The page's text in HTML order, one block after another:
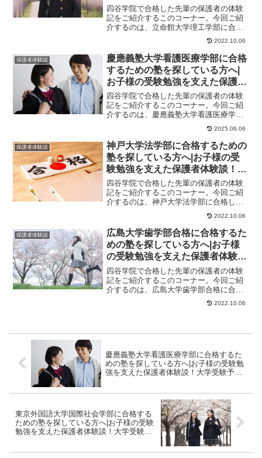
談！大学受験予備校四谷学院
四谷学院で合格した先輩の保護者の体験
記をご紹介するこのコーナー。今回ご紹
介するのは、立命館大学理工学部に合格
したくんのお母様のストーリーです。保
2022.10.06
保護者体験談
慶應義塾大学看護医療学部に合格
するための塾を探している方へ|
お子様の受験勉強を支えた保護者
体験談！大学受験予備校四谷学院
四谷学院で合格した先輩の保護者の体験
記をご紹介するこのコーナー。今回ご紹
介するのは、慶應義塾大学看護医療学部
に合格したさんのお父様のストーリーで
2025.06.06
保護者体験談
神戸大学法学部に合格するための
塾を探している方へ|お子様の受
験勉強を支えた保護者体験談！大
学受験予備校四谷学院
四谷学院で合格した先輩の保護者の体験
記をご紹介するこのコーナー。今回ご紹
介するのは、神戸大学法学部に合格した
さんのお母様のストーリーです。保護者
2022.10.06
保護者体験談
広島大学歯学部合格に合格するた
めの塾を探している方へ|お子様
の受験勉強を支えた保護者体験
談！大学受験予備校四谷学院
四谷学院で合格した先輩の保護者の体験
記をご紹介するこのコーナー。今回ご紹
介するのは、広島大学歯学部合格に合格
したさんのお母様のストーリーです。保
2022.10.06
慶應義塾大学看護医療学部に合格するた
めの塾を探している方へ|お子様の受験勉
強を支えた保護者体験談！大学受験予備
東京外国語大学国際社会学部に合格する
ための塾を探している方へ|お子様の受験
勉強を支えた保護者体験談！大学受験予